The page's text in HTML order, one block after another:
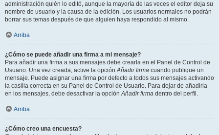
administración quién lo editó, aunque la mayoría de las veces el editor deja su
nombre de usuario y la causa de la edición. Los usuarios normales no podrán
borrar sus temas después de que alguien haya respondido al mismo.
Arriba
¿Cómo se puede añadir una firma a mi mensaje?
Para añadir una firma a sus mensajes debe crearla en el Panel de Control de
Usuario. Una vez creada, active la opciónAñadir firma cuando publique un
mensaje. Puede asignar una firma por defecto a todos sus mensajes activando
la casilla correcta en su Panel de Control de Usuario. Para dejar de añadirla
en los mensajes, debe desactivar la opciónAñadir firma dentro del perfil.
Arriba
¿Cómo creo una encuesta?